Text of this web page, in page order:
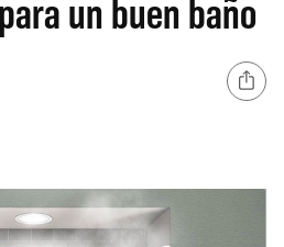
un buen baño